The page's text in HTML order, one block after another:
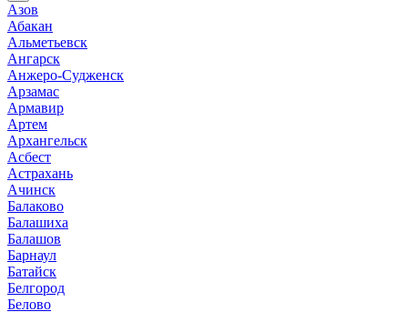
Азов
Абакан
Альметьевск
Ангарск
Анжеро-Судженск
Арзамас
Армавир
Артем
Архангельск
Асбест
Астрахань
Ачинск
Балаково
Балашиха
Балашов
Барнаул
Батайск
Белгород
Белово